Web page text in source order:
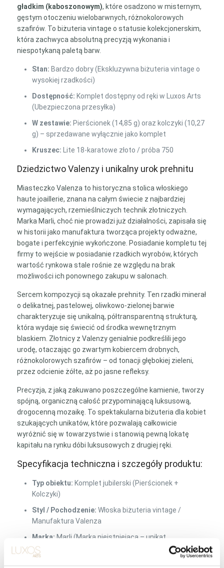
gładkim (kaboszonowym), które osadzono w misternym,
gęstym otoczeniu wielobarwnych, różnokolorowych
szafirów. To biżuteria vintage o statusie kolekcjonerskim,
która zachwyca absolutną precyzją wykonania i
niespotykaną paletą barw.
Stan: Bardzo dobry (Ekskluzywna biżuteria vintage o
wysokiej rzadkości)
Dostępność: Komplet dostępny od ręki w Luxos Arts
(Ubezpieczona przesyłka)
W zestawie: Pierścionek (14,85 g) oraz kolczyki (10,27
g) – sprzedawane wyłącznie jako komplet
Kruszec: Lite 18-karatowe złoto / próba 750
Dziedzictwo Valenzy i unikalny urok prehnitu
Miasteczko Valenza to historyczna stolica włoskiego
haute joaillerie, znana na całym świecie z najbardziej
wymagających, rzemieślniczych technik złotniczych.
Marka Marli, choć nie prowadzi już działalności, zapisała się
w historii jako manufaktura tworząca projekty odważne,
bogate i perfekcyjnie wykończone. Posiadanie kompletu tej
firmy to wejście w posiadanie rzadkich wyrobów, których
wartość rynkowa stale rośnie ze względu na brak
możliwości ich ponownego zakupu w salonach.
Sercem kompozycji są okazałe prehnity. Ten rzadki minerał
o delikatnej, pastelowej, oliwkowo-zielonej barwie
charakteryzuje się unikalną, półtransparentną strukturą,
która wydaje się świecić od środka wewnętrznym
blaskiem. Złotnicy z Valenzy genialnie podkreślili jego
urodę, otaczając go zwartym kobiercem drobnych,
różnokolorowych szafirów – od tonacji głębokiej zieleni,
przez odcienie żółte, aż po jasne refleksy.
Precyzja, z jaką zakuwano poszczególne kamienie, tworzy
spójną, organiczną całość przypominającą luksusową,
drogocenną mozaikę. To spektakularna biżuteria dla kobiet
szukających unikatów, które pozwalają całkowicie
wyróżnić się w towarzystwie i stanowią pewną lokatę
kapitału na rynku dóbi luksusowych z drugiej ręki.
Specyfikacja techniczna i szczegóły produktu:
Typ obiektu: Komplet jubilerski (Pierścionek +
Kolczyki)
Styl / Pochodzenie: Włoska biżuteria vintage /
Manufaktura Valenza
Marka: Marli (Marka nieistniejąca – unikat
kolekcjonerski)
Materiał:Złoto 18K / próba 750